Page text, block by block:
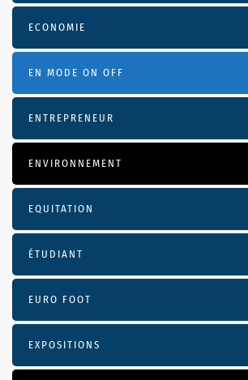
ECONOMIE
EN MODE ON OFF
ENTREPRENEUR
ENVIRONNEMENT
EQUITATION
ÉTUDIANT
EURO FOOT
EXPOSITIONS